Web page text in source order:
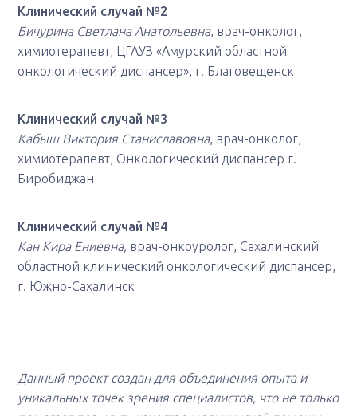
Клинический случай №2
Бичурина Светлана Анатольевна, врач-онколог,
химиотерапевт, ЦГАУЗ «Амурский областной
онкологический диспансер», г. Благовещенск
Клинический случай №3
Кабыш Виктория Станиславовна, врач-онколог,
химиотерапевт, Онкологический диспансер г.
Биробиджан
Клинический случай №4
Кан Кира Ениевна, врач-онкоуролог, Сахалинский
областной клинический онкологический диспансер,
г. Южно-Сахалинск
Данный проект создан для объединения опыта и
уникальных точек зрения специалистов, что не только